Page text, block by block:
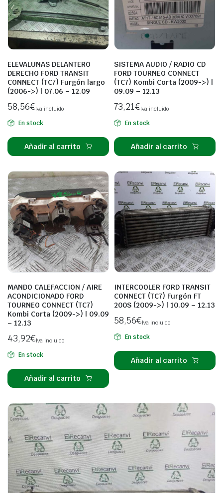
ELEVALUNAS DELANTERO
DERECHO FORD TRANSIT
CONNECT (TC7) Furgón largo
(2006->) | 07.06 – 12.09
58,56€Iva incluido
En stock
Añadir al carrito
SISTEMA AUDIO / RADIO CD
FORD TOURNEO CONNECT
(TC7) Kombi Corta (2009->) |
09.09 – 12.13
73,21€Iva incluido
En stock
Añadir al carrito
MANDO CALEFACCION / AIRE
ACONDICIONADO FORD
TOURNEO CONNECT (TC7)
Kombi Corta (2009->) | 09.09
– 12.13
43,92€Iva incluido
En stock
Añadir al carrito
INTERCOOLER FORD TRANSIT
CONNECT (TC7) Furgón FT
200S (2009->) | 10.09 – 12.13
58,56€Iva incluido
En stock
Añadir al carrito